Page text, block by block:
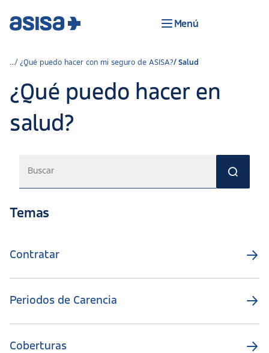
Menú
¿Qué puedo hacer con mi seguro de ASISA? Salud
¿Qué puedo hacer en
salud?
Temas
Contratar
Periodos de Carencia
Coberturas